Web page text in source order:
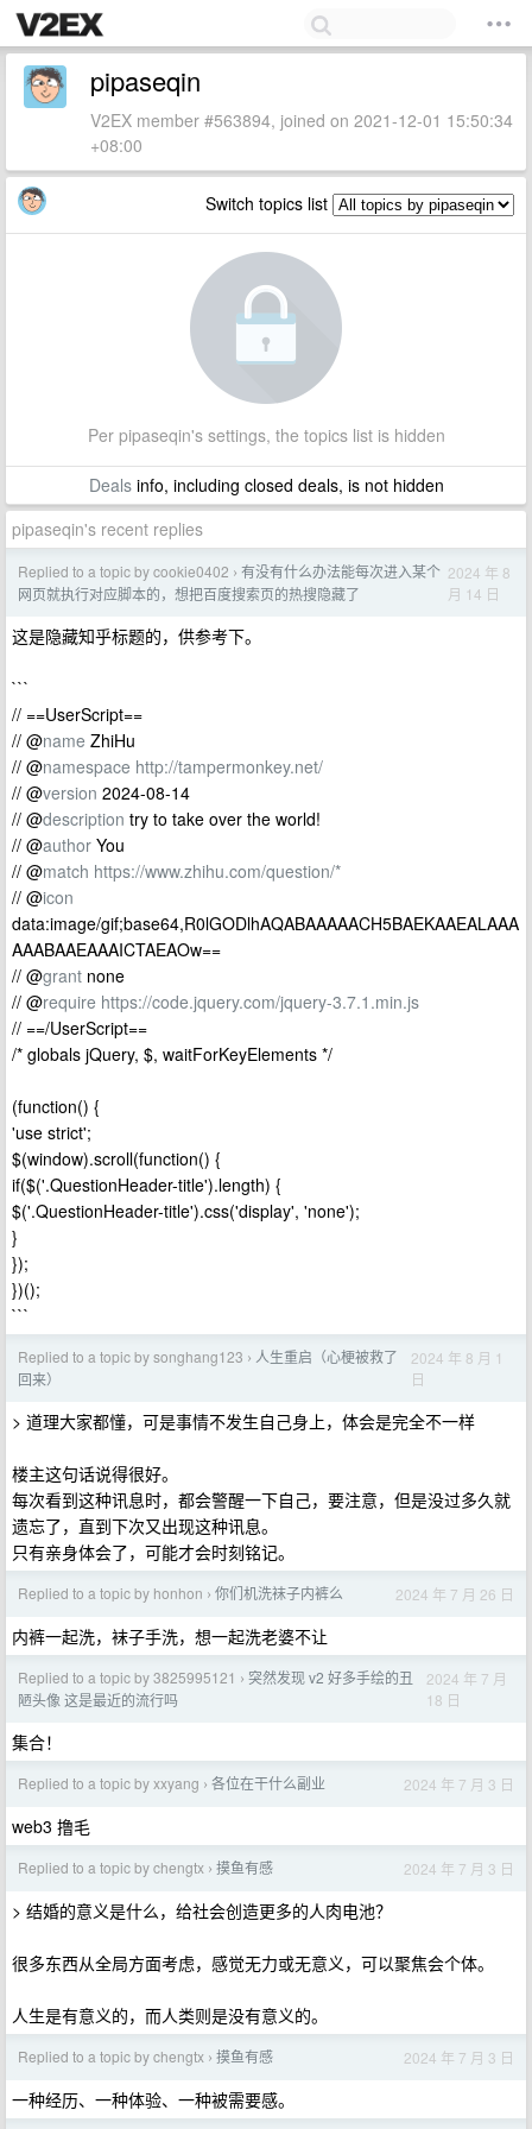
pipaseqin
V2EX member #563894, joined on 2021-12-01 15:50:34
+08:00
Switch topics list
Per pipaseqin's settings, the topics list is hidden
Dealsinfo, including closed deals, is not hidden
pipaseqin's recent replies
Replied to a topic by cookie0402 › 有没有什么办法能每次进入某个
网页就执行对应脚本的，想把百度搜索页的热搜隐藏了
2024 年 8
月 14 日
这是隐藏知乎标题的，供参考下。
```
// ==UserScript==
// @name ZhiHu
// @namespace http://tampermonkey.net/
// @version 2024-08-14
// @description try to take over the world!
// @author You
// @match https://www.zhihu.com/question/*
// @icon
data:image/gif;base64,R0lGODlhAQABAAAAACH5BAEKAAEALAAA
AAABAAEAAAICTAEAOw==
// @grant none
// @require https://code.jquery.com/jquery-3.7.1.min.js
// ==/UserScript==
/* globals jQuery, $, waitForKeyElements */
(function() {
'use strict';
$(window).scroll(function() {
if($('.QuestionHeader-title').length) {
$('.QuestionHeader-title').css('display', 'none');
}
});
})();
```
Replied to a topic by songhang123 › 人生重启（心梗被救了
回来）
2024 年 8 月 1
日
> 道理大家都懂，可是事情不发生自己身上，体会是完全不一样
楼主这句话说得很好。
每次看到这种讯息时，都会警醒一下自己，要注意，但是没过多久就
遗忘了，直到下次又出现这种讯息。
只有亲身体会了，可能才会时刻铭记。
Replied to a topic by honhon › 你们机洗袜子内裤么 2024 年 7 月 26 日
内裤一起洗，袜子手洗，想一起洗老婆不让
Replied to a topic by 3825995121 › 突然发现 v2 好多手绘的丑
陋头像 这是最近的流行吗
2024 年 7 月
18 日
集合！
Replied to a topic by xxyang › 各位在干什么副业 2024 年 7 月 3 日
web3 撸毛
Replied to a topic by chengtx › 摸鱼有感 2024 年 7 月 3 日
> 结婚的意义是什么，给社会创造更多的人肉电池？
很多东西从全局方面考虑，感觉无力或无意义，可以聚焦会个体。
人生是有意义的，而人类则是没有意义的。
Replied to a topic by chengtx › 摸鱼有感 2024 年 7 月 3 日
一种经历、一种体验、一种被需要感。